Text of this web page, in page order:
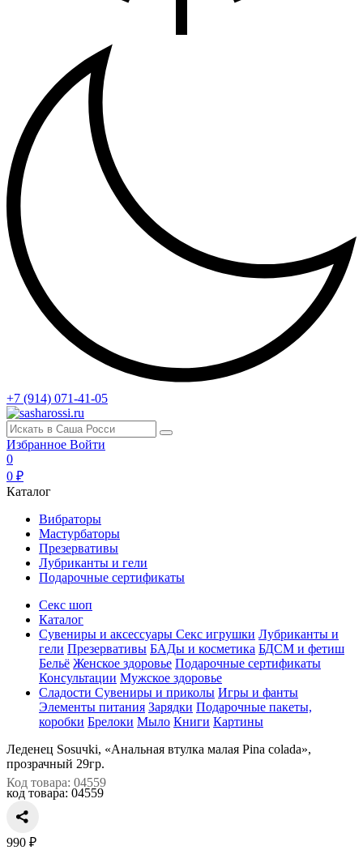
+7 (914) 071-41-05
Избранное Войти
0
0 ₽
Каталог
Вибраторы
Мастурбаторы
Презервативы
Лубриканты и гели
Подарочные сертификаты
Секс шоп
Каталог
Сувениры и аксессуары Секс игрушки Лубриканты и
гели Презервативы БАДы и косметика БДСМ и фетиш
Бельё Женское здоровье Подарочные сертификаты
Консультации Мужское здоровье
Сладости Сувениры и приколы Игры и фанты
Элементы питания Зарядки Подарочные пакеты,
коробки Брелоки Мыло Книги Картины
Леденец Sosuчki, «Анальная втулка малая Pina colada»,
прозрачный 29гр.
Код товара: 04559
код товара: 04559
990 ₽